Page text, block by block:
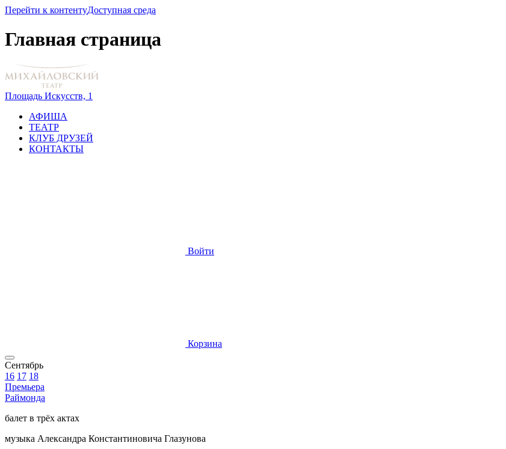
Перейти к контентуДоступная среда
Главная страница
Площадь Искусств, 1
АФИША
ТЕАТР
КЛУБ ДРУЗЕЙ
КОНТАКТЫ
Войти
Корзина
Сентябрь
16 17 18
Премьера
Раймонда
балет в трёх актах
музыка Александра Константиновича Глазунова